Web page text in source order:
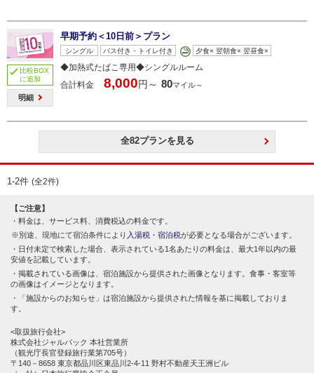
比較BOX
に追加
明細
早期予約＜10日前＞プラン
シングル バス付き・トイレ付き 夕食× 翌朝食× 翌昼食×
◆加熱式たばこ専用◆シングルルーム
合計料金
8,000円～ 80マイル～
全82プランを見る
1-2件 (全2件)
【ご注意】
料金は、サービス料、消費税込の料金です。
別途、現地にて宿泊条件により 入湯税・宿泊税が必要となる場合がございます。
日付未定で検索した場合、表示されている1名あたりの料金は、最大1年以内の最
安値を記載しています。
掲載されている画像は、宿泊施設から提供された画像となります。食事・客室等
の画像はイメージとなります。
「施設からのお知らせ」は宿泊施設から提供された情報を基に掲載しておりま
す。
<取扱旅行会社>
株式会社ジャルパック 本社営業所
（観光庁長官登録旅行業第705号）
〒140－8658 東京都品川区東品川2-4-11 野村不動産天王洲ビル